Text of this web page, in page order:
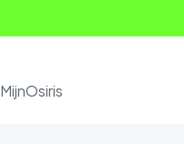
MijnOsiris